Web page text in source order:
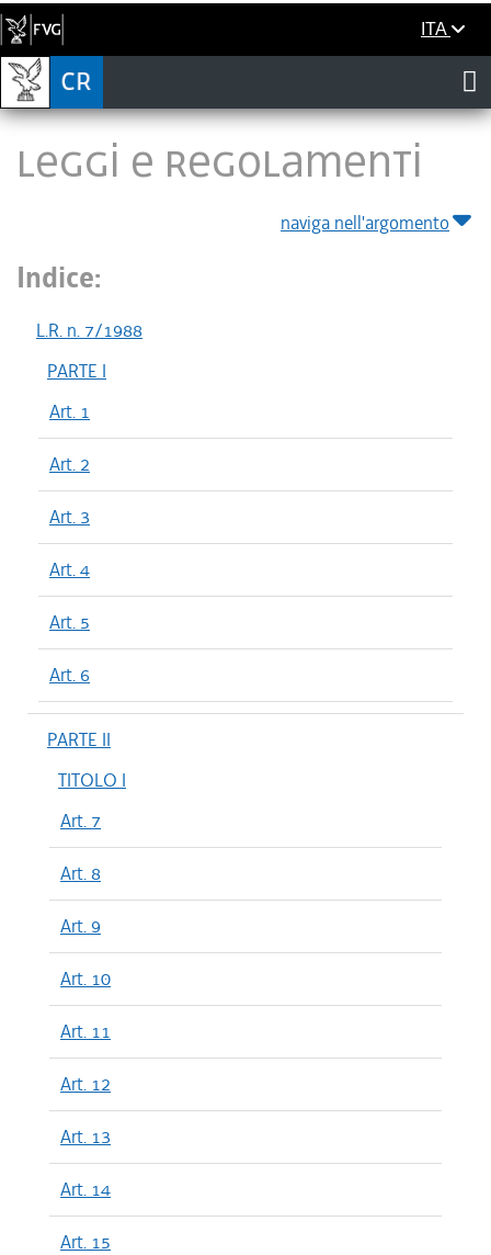
ITA
LEGGI E REGOLAMENTI
naviga nell'argomento
Indice:
L.R. n. 7/1988
PARTE I
Art. 1
Art. 2
Art. 3
Art. 4
Art. 5
Art. 6
PARTE II
TITOLO I
Art. 7
Art. 8
Art. 9
Art. 10
Art. 11
Art. 12
Art. 13
Art. 14
Art. 15